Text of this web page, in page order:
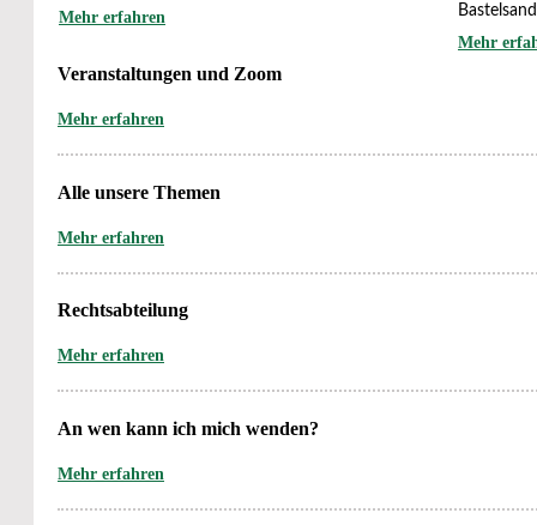
Mehr erfahren
Bastelsand
Mehr
Veranstaltungen und Zoom
Mehr erfahren
Alle unsere Themen
Mehr erfahren
Rechtsabteilung
Mehr erfahren
An wen kann ich mich wenden?
Mehr erfahren